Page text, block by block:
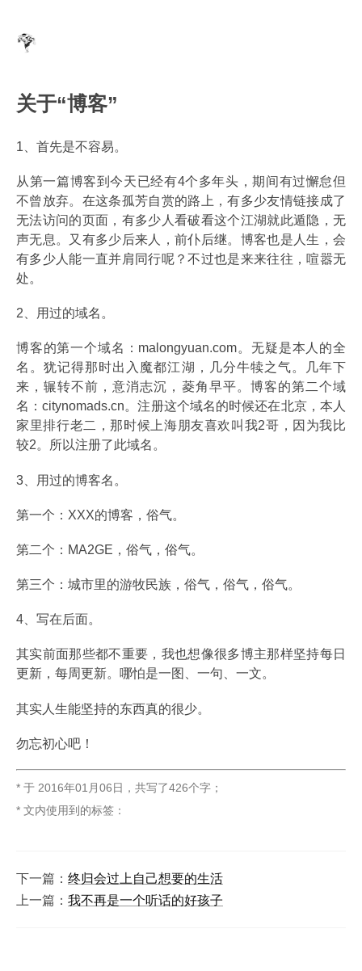
关于“博客”
1、首先是不容易。
从第一篇博客到今天已经有4个多年头，期间有过懈怠但
不曾放弃。在这条孤芳自赏的路上，有多少友情链接成了
无法访问的页面，有多少人看破看这个江湖就此遁隐，无
声无息。又有多少后来人，前仆后继。博客也是人生，会
有多少人能一直并肩同行呢？不过也是来来往往，喧嚣无
处。
2、用过的域名。
博客的第一个域名：malongyuan.com。无疑是本人的全
名。犹记得那时出入魔都江湖，几分牛犊之气。几年下
来，辗转不前，意消志沉，菱角早平。博客的第二个域
名：citynomads.cn。注册这个域名的时候还在北京，本人
家里排行老二，那时候上海朋友喜欢叫我2哥，因为我比
较2。所以注册了此域名。
3、用过的博客名。
第一个：XXX的博客，俗气。
第二个：MA2GE，俗气，俗气。
第三个：城市里的游牧民族，俗气，俗气，俗气。
4、写在后面。
其实前面那些都不重要，我也想像很多博主那样坚持每日
更新，每周更新。哪怕是一图、一句、一文。
其实人生能坚持的东西真的很少。
勿忘初心吧！
* 于 2016年01月06日 ， 共写了426个字 ；
* 文内使用到的标签：
下一篇： 终归会过上自己想要的生活
上一篇： 我不再是一个听话的好孩子